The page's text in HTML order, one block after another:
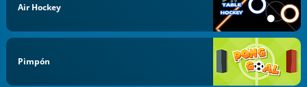
Air Hockey
Pimpón